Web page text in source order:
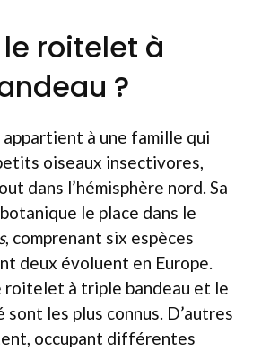
roitelet à
?
appartient à une famille qui
oiseaux insectivores,
dans l’hémisphère nord. Sa
le place dans le
, comprenant six espèces
deux évoluent en Europe.
roitelet à triple bandeau et le
les plus connus. D’autres
occupant différentes